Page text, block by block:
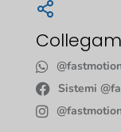
Sistemi